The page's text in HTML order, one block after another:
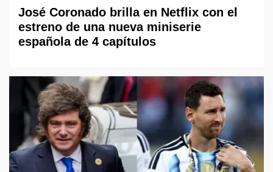
José Coronado brilla en Netflix con el
estreno de una nueva miniserie
española de 4 capítulos